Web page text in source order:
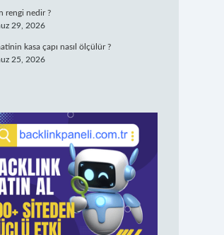
rengi nedir ?
29, 2026
kasa çapı nasıl ölçülür ?
25, 2026